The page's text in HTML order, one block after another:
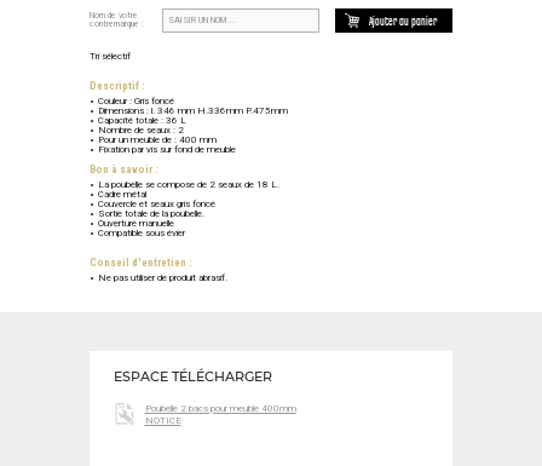
Nom de votre
contremarque :
Ajouter au panier
Tri sélectif
Descriptif :
Couleur : Gris foncé
Dimensions : l. 346 mm H.336mm P.475mm
Capacité totale : 36 L
Nombre de seaux : 2
Pour un meuble de : 400 mm
Fixation par vis sur fond de meuble
Bon à savoir :
La poubelle se compose de 2 seaux de 18 L.
Cadre métal
Couvercle et seaux gris foncé
Sortie totale de la poubelle.
Ouverture manuelle
Compatible sous évier
Conseil d'entretien :
Ne pas utiliser de produit abrasif.
ESPACE TÉLÉCHARGER
Poubelle 2 bacs pour meuble 400mm
NOTICE